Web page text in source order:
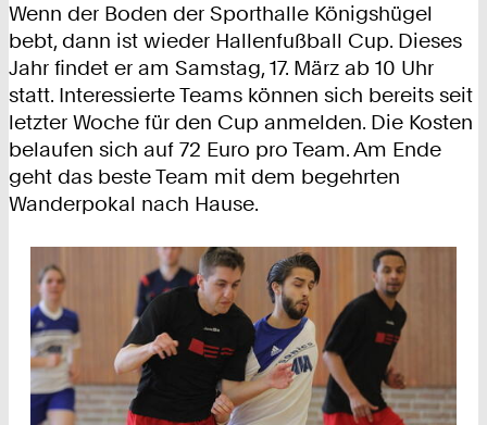
Wenn der Boden der Sporthalle Königshügel
bebt, dann ist wieder Hallenfußball Cup. Dieses
Jahr findet er am Samstag, 17. März ab 10 Uhr
statt. Interessierte Teams können sich bereits seit
letzter Woche für den Cup anmelden. Die Kosten
belaufen sich auf 72 Euro pro Team. Am Ende
geht das beste Team mit dem begehrten
Wanderpokal nach Hause.